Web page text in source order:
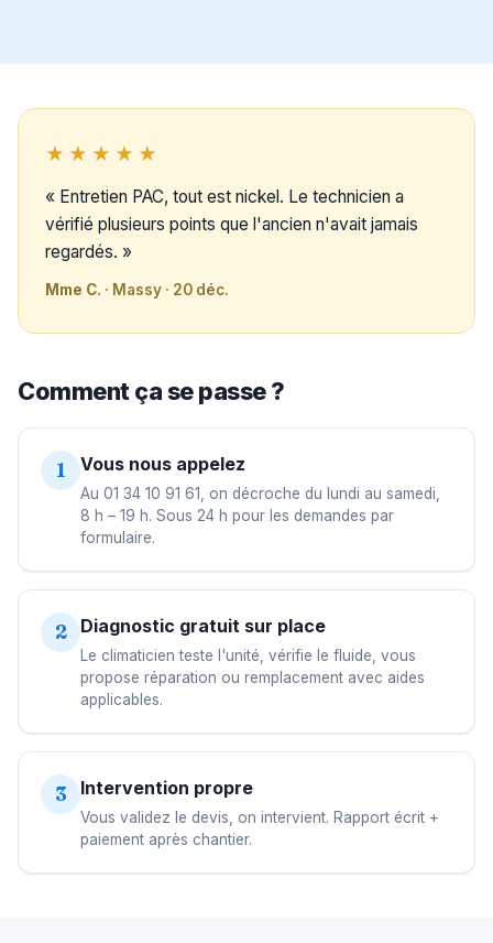
★★★★★
« Entretien PAC, tout est nickel. Le technicien a
vérifié plusieurs points que l'ancien n'avait jamais
regardés. »
Mme C. · Massy · 20 déc.
Comment ça se passe ?
1 Vous nous appelez
Au 01 34 10 91 61, on décroche du lundi au samedi,
8 h – 19 h. Sous 24 h pour les demandes par
formulaire.
2 Diagnostic gratuit sur place
Le climaticien teste l'unité, vérifie le fluide, vous
propose réparation ou remplacement avec aides
applicables.
3 Intervention propre
Vous validez le devis, on intervient. Rapport écrit +
paiement après chantier.